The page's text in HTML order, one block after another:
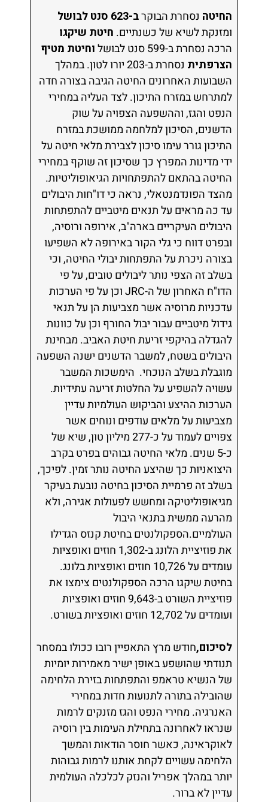
נסחרת הבוקרב-623 סנט לבושל
ומזנקת לשיא של כשנתיים.חיטת שיקגו
הרכה נסחרת ב-599 סנט לבושל
וחיטת מטיף
הצרפתית
נסחרת ב-203 יורו לטון. במהלך
השבועות האחרונים החיטה הגיבה בצורה חדה
למתרחש במזרח התיכון. לצד העליה במחירי
הנפט והגז, וההשפעה הצפויה על שוק
הדשנים, הסיכון למלחמה ממושכת במזרח
התיכון גורר עימו סיכון לצבירת מלאי חיטה על
ידי מדינות המפרץ כך שסיכון זה שוקף במחירי
החיטה בהתאם להתפתחויות הגיאופוליטיות.
מהצד הפונדמנטאלי, נראה כי דו"חות היבולים
עד כה מראים על תנאים מיטביים להתפתחות
היבולים העיקריים בארה"ב, אירופה ורוסיה,
ובפרט דווח כי גלי הקור באירופה לא השפיעו
בצורה ניכרת על התפתחות יבולי החיטה, וכי
בשלב זה הצפי נותר ליבולים טובים, על פי
הדו"ח האחרון של ה-JRC וכן על פי הערכות
עדכניות מרוסיה אשר מצביעות הן על תנאי
גידול מיטביים עבור יבול החורף וכן על כוונות
להגדלה בהיקפי זריעת חיטת האביב. מבחינת
היבולים בשטח, למשבר הדשנים ישנה השפעה
מוגבלת בשלב הנוכחי. הימשכות המשבר
עשויה להשפיע על החלטות זריעה עתידיות.
הערכות ההיצע והביקוש העולמיות עדיין
מצביעות על מלאים עודפים ונוחים אשר
צפויים לעמוד על כ-277 מיליון טון, שיא של
כ-5 שנים. מלאי החיטה גבוהים בפרט בקרב
היצואניות כך שהיצע החיטה נותר זמין. לפיכך,
בשלב זה פרמיית הסיכון בחיטה נובעת בעיקר
מגיאופוליטיקה ומחשש לפעולות אגירה, ולא
מהרעה ממשית בתנאי היבול
העולמיים.הספקולנטים בחיטת קנזס הגדילו
את פוזיציית הלונג ב-1,302 חוזים ואופציות
עומדים על 10,726 חוזים ואופציות בלונג.
בחיטת שיקגו הרכה הספקולנטים צימצו את
פוזיציית השורט ב-9,643 חוזים ואופציות
ועומדים על 12,702 חוזים ואופציות בשורט.
לסיכום,חודש מרץ התאפיין רובו ככולו במסחר
תנודתי שהושפע באופן ישיר מאמירות יומיות
של הנשיא טראמפ והתפתחות בזירת הלחימה
שהובילה בתורה לתנועות חדות במחירי
האנרגיה. מחירי הנפט והגז מזנקים לרמות
שנראו לאחרונה בתחילת העימות בין רוסיה
לאוקראינה, כאשר חוסר הודאות והמשך
הלחימה עשויים לקחת אותנו לרמות גבוהות
יותר במהלך אפריל והנזק לכלכלה העולמית
עדיין לא ברור.